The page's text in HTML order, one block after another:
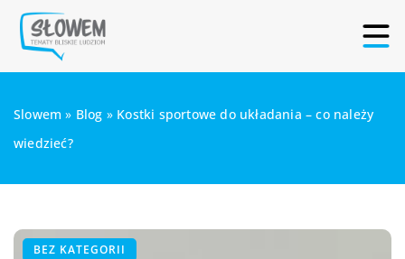
Slowem » Blog » Kostki sportowe do układania – co należy
wiedzieć?
BEZ KATEGORII